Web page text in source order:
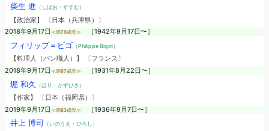
柴生 進 （しばお・すすむ）
【政治家】 〔日本（兵庫県）〕
2018年9月17日 ≪満76歳没≫ ［1942年9月17日〜］
フィリップ＝ビゴ （Philippe Bigot）
【料理人（パン職人）】 〔フランス〕
2018年9月17日 ≪満87歳没≫ ［1931年8月22日〜］
堀 和久 （ほり・かずひさ）
【作家】 〔日本（福岡県）〕
2019年9月17日 ≪満83歳没≫ ［1936年9月7日〜］
井上 博司 （いのうえ・ひろし）